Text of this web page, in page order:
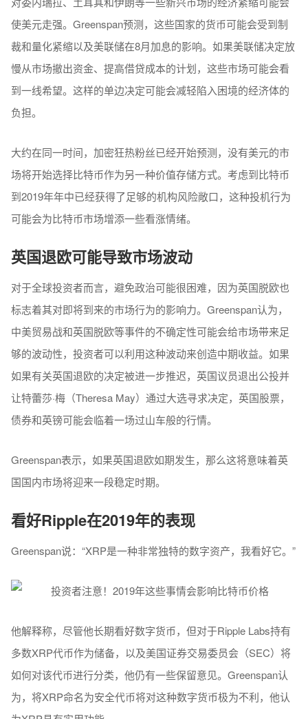
使美元走强。Greenspan预测，这些国家的货币可能会受到制
裁和量化紧缩以及美联储在8月加息的影响。如果美联储决定放
慢从市场撤出资金、提高借贷成本的计划，这些市场可能会看
到一线希望。这样的单边决定可能会减轻陷入困境的经济体的
负担。
大约在同一时间，加密狂热粉丝已经开始预测，没有美元的市
场将开始选择比特币作为另一种价值存储方式。考虑到比特币
到2019年年中已经获得了足够的机构风险敞口，这种投机行为
可能会为比特币市场增添一些看涨情绪。
英国退欧可能导致市场波动
对于全球投资者而言，避免政治可能很困难，因为英国脱欧也
标志着其对即将到来的市场行为的影响力。Greenspan认为，
中美贸易战和英国脱欧等事件的不确定性可能会给市场带来足
够的波动性，投资者可以利用这种波动来创造中期收益。如果
如果有关英国退欧的决定被进一步推迟，英国议员退出公投并
让特蕾莎·梅（Theresa May）通过大选寻求决定，英国股票，
债券和英镑可能会临着一场过山车般的行情。
Greenspan表示，如果英国退欧如期发生，那么这将意味着英
国国内市场将迎来一段稳定时期。
看好Ripple在2019年的表现
Greenspan说：“XRP是一种非常独特的数字资产，我看好它。”
他解释称，尽管他长期看好数字货币，但对于Ripple Labs持有
多数XRP代币作为储备，以及美国证券交易委员会（SEC）将
如何对该代币进行分类，他仍有一些保留意见。Greenspan认
为，将XRP命名为安全代币将对这种数字货币极为不利，他认